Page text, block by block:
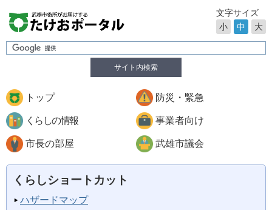
サイト内検索
文字サイズ
小
中 大
トップ 防災・緊急
くらしの情報 事業者向け
市長の部屋 武雄市議会
くらしショートカット
ハザードマップ